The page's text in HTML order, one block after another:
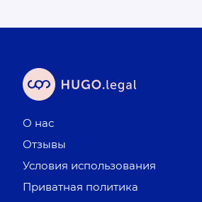
О нас
Отзывы
Условия использования
Приватная политика